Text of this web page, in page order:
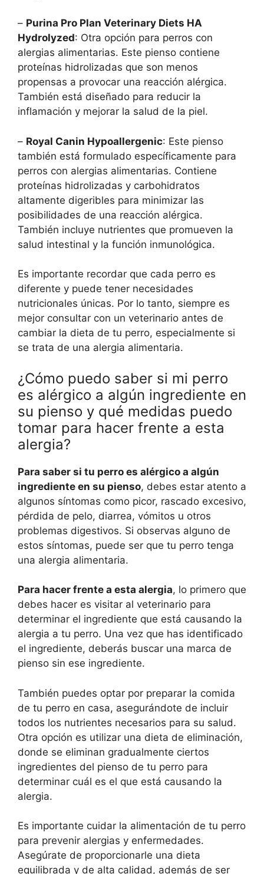
– Purina Pro Plan Veterinary Diets HA
Hydrolyzed: Otra opción para perros con
alergias alimentarias. Este pienso contiene
proteínas hidrolizadas que son menos
propensas a provocar una reacción alérgica.
También está diseñado para reducir la
inflamación y mejorar la salud de la piel.
– Royal Canin Hypoallergenic: Este pienso
también está formulado específicamente para
perros con alergias alimentarias. Contiene
proteínas hidrolizadas y carbohidratos
altamente digeribles para minimizar las
posibilidades de una reacción alérgica.
También incluye nutrientes que promueven la
salud intestinal y la función inmunológica.
Es importante recordar que cada perro es
diferente y puede tener necesidades
nutricionales únicas. Por lo tanto, siempre es
mejor consultar con un veterinario antes de
cambiar la dieta de tu perro, especialmente si
se trata de una alergia alimentaria.
¿Cómo puedo saber si mi perro
es alérgico a algún ingrediente en
su pienso y qué medidas puedo
tomar para hacer frente a esta
alergia?
Para saber si tu perro es alérgico a algún
ingrediente en su pienso, debes estar atento a
algunos síntomas como picor, rascado excesivo,
pérdida de pelo, diarrea, vómitos u otros
problemas digestivos. Si observas alguno de
estos síntomas, puede ser que tu perro tenga
una alergia alimentaria.
Para hacer frente a esta alergia, lo primero que
debes hacer es visitar al veterinario para
determinar el ingrediente que está causando la
alergia a tu perro. Una vez que has identificado
el ingrediente, deberás buscar una marca de
pienso sin ese ingrediente.
También puedes optar por preparar la comida
de tu perro en casa, asegurándote de incluir
todos los nutrientes necesarios para su salud.
Otra opción es utilizar una dieta de eliminación,
donde se eliminan gradualmente ciertos
ingredientes del pienso de tu perro para
determinar cuál es el que está causando la
alergia.
Es importante cuidar la alimentación de tu perro
para prevenir alergias y enfermedades.
Asegúrate de proporcionarle una dieta
equilibrada y de alta calidad, además de ser